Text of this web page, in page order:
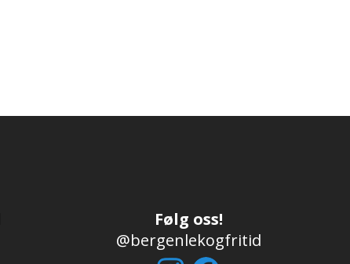
Følg oss!
@bergenlekogfritid